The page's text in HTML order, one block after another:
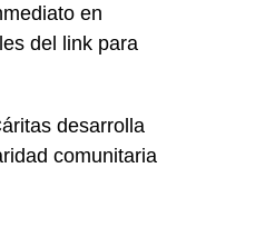
en
del link para
desarrolla
comunitaria